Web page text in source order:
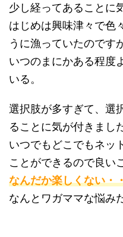
少し経ってあることに
はじめは興味津々で色
うに漁っていたのです
いつのまにかある程度
いる。
選択肢が多すぎて、選
ることに気が付きまし
いつでもどこでもネッ
ことができるので良い
なんだか楽しくない・
なんとワガママな悩み